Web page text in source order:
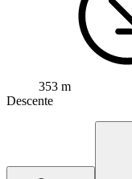
353 m
Descente